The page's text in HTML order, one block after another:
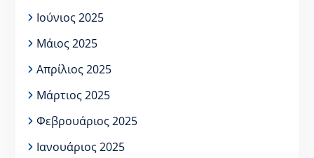
Ιούνιος 2025
Μάιος 2025
Απρίλιος 2025
Μάρτιος 2025
Φεβρουάριος 2025
Ιανουάριος 2025